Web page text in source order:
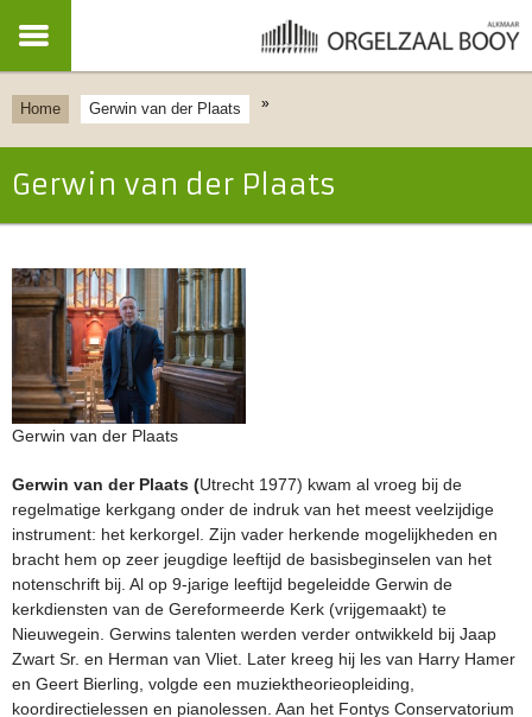
Home »
Gerwin van der Plaats
Gerwin van der Plaats
Gerwin van der Plaats
Gerwin van der Plaats (Utrecht 1977) kwam al vroeg bij de
regelmatige kerkgang onder de indruk van het meest veelzijdige
instrument: het kerkorgel. Zijn vader herkende mogelijkheden en
bracht hem op zeer jeugdige leeftijd de basisbeginselen van het
notenschrift bij. Al op 9-jarige leeftijd begeleidde Gerwin de
kerkdiensten van de Gereformeerde Kerk (vrijgemaakt) te
Nieuwegein. Gerwins talenten werden verder ontwikkeld bij Jaap
Zwart Sr. en Herman van Vliet. Later kreeg hij les van Harry Hamer
en Geert Bierling, volgde een muziektheorieopleiding,
koordirectielessen en pianolessen. Aan het Fontys Conservatorium